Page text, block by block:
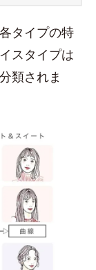
タイプの特
スタイプは
類されま